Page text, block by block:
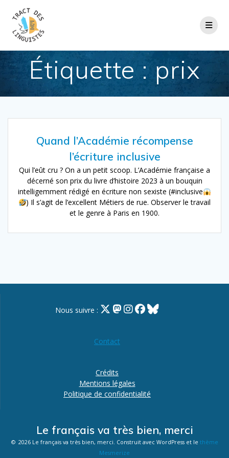
Étiquette : prix
Quand l’Académie récompense
l’écriture inclusive
Qui l’eût cru ? On a un petit scoop. L’Académie française a
décerné son prix du livre d’histoire 2023 à un bouquin
intelligemment rédigé en écriture non sexiste (#inclusive
) Il s’agit de l’excellent Métiers de rue. Observer le travail
et le genre à Paris en 1900.
Nous suivre :
Contact
Crédits
Mentions légales
Politique de confidentialité
Le français va très bien, merci
© 2026 Le français va très bien, merci. Construit avec WordPress et le thème
Mesmerize